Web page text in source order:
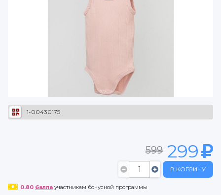
1-00430175
599 299
В КОРЗИНУ
0.80 баллаучастникам бонусной программы